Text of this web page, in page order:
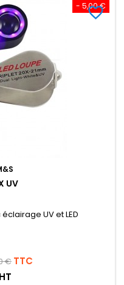
- 5,00 €
favorite_border
UV
UV et LED
€ TTC